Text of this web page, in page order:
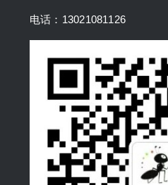
电话：13021081126